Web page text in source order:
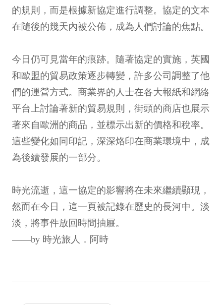
的規則，而是根據新協定進行調整。協定的文本
在隨後的幾天內被公佈，成為人們討論的焦點。
今日仍可見當年的痕跡。隨著協定的實施，英國
和歐盟的貿易政策逐步轉變，許多公司調整了他
們的運營方式。商業界的人士在各大報紙和網絡
平台上討論著新的貿易規則，街頭的商店也展示
著來自歐洲的商品，並標示出新的價格和稅率。
這些變化如同印記，深深烙印在商業環境中，成
為後續發展的一部分。
時光流逝，這一協定的影響將在未來繼續顯現，
然而在今日，這一頁被記錄在歷史的長河中。淡
淡，將事件放回時間抽屜。
——by 時光旅人．阿時